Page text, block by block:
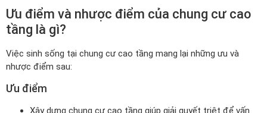
Ưu điểm và nhược điểm của chung cư cao
tầng là gì?
Việc sinh sống tại chung cư cao tầng mang lại những ưu và
nhược điểm sau:
Ưu điểm
Xây dựng chung cư cao tầng giúp giải quyết triệt để vấn